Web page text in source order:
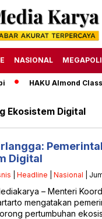
NASIONAL
HAKU Almond
Ekosistem Digital
Digital
Headline Nasional |
– Menteri
mengatakan
pertumbuhan